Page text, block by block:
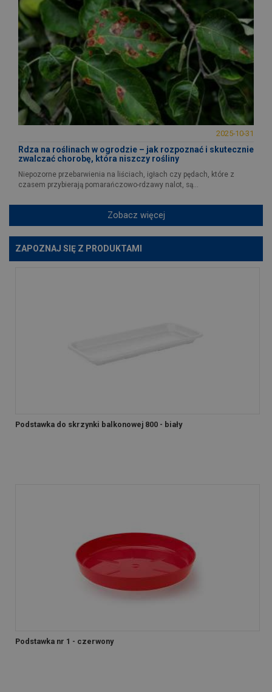
2025-10-31
Rdza na roślinach w ogrodzie – jak rozpoznać i skutecznie
zwalczać chorobę, która niszczy rośliny
Niepozorne przebarwienia na liściach, igłach czy pędach, które z
czasem przybierają pomarańczowo-rdzawy nalot, są...
Zobacz więcej
ZAPOZNAJ SIĘ Z PRODUKTAMI
Podstawka do skrzynki balkonowej 800 - biały
Podstawka nr 1 - czerwony